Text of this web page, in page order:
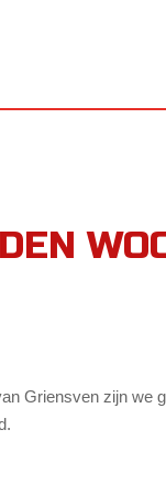
Griensven zijn we